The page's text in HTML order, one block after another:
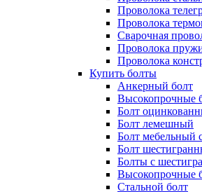
Проволока
Проволока
Сварочная
Проволока
Проволока
Купить болты
Анкерный болт
Высокопрочные
Болт
Болт лемешный
Болт мебельный
Болт
Болты с
Высокопрочные
Стальной болт